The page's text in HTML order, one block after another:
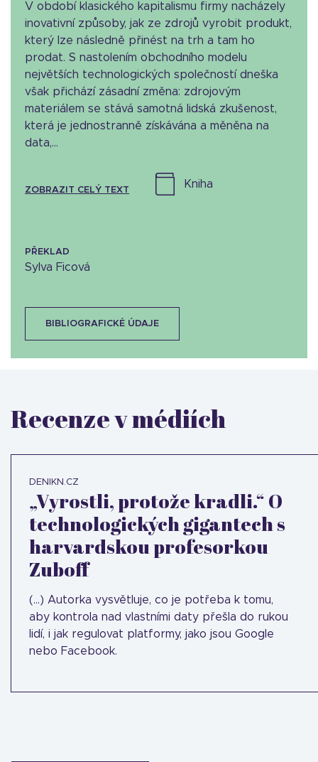
V období klasického kapitalismu firmy nacházely
inovativní způsoby, jak ze zdrojů vyrobit produkt,
který lze následně přinést na trh a tam ho
prodat. S nastolením obchodního modelu
největších technologických společností dneška
však přichází zásadní změna: zdrojovým
materiálem se stává samotná lidská zkušenost,
která je jednostranně získávána a měněna na
data,...
ZOBRAZIT CELÝ TEXT
kniha
PŘEKLAD
Sylva Ficová
BIBLIOGRAFICKÉ ÚDAJE
Recenze v médiích
DENIKN.CZ
„Vyrostli, protože kradli.“ O
technologických gigantech s
harvardskou profesorkou
Zuboff
(...) Autorka vysvětluje, co je potřeba k tomu,
aby kontrola nad vlastními daty přešla do rukou
lidí, i jak regulovat platformy, jako jsou Google
nebo Facebook.